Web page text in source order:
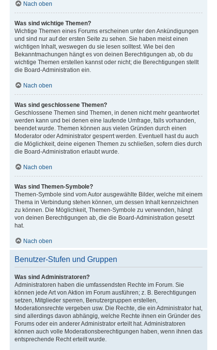
Nach oben
Was sind wichtige Themen?
Wichtige Themen eines Forums erscheinen unter den Ankündigungen
und sind nur auf der ersten Seite zu sehen. Sie haben meist einen
wichtigen Inhalt, weswegen du sie lesen solltest. Wie bei den
Bekanntmachungen hängt es von deinen Berechtigungen ab, ob du
wichtige Themen erstellen kannst oder nicht; die Berechtigungen stellt
die Board-Administration ein.
Nach oben
Was sind geschlossene Themen?
Geschlossene Themen sind Themen, in denen nicht mehr geantwortet
werden kann und bei denen eine laufende Umfrage, falls vorhanden,
beendet wurde. Themen können aus vielen Gründen durch einen
Moderator oder Administrator gesperrt werden. Eventuell hast du auch
die Möglichkeit, deine eigenen Themen zu schließen, sofern dies durch
die Board-Administration erlaubt wurde.
Nach oben
Was sind Themen-Symbole?
Themen-Symbole sind vom Autor ausgewählte Bilder, welche mit einem
Thema in Verbindung stehen können, um dessen Inhalt kennzeichnen
zu können. Die Möglichkeit, Themen-Symbole zu verwenden, hängt
von deinen Berechtigungen ab, die die Board-Administration gesetzt
hat.
Nach oben
Benutzer-Stufen und Gruppen
Was sind Administratoren?
Administratoren haben die umfassendsten Rechte im Forum. Sie
können jede Art von Aktion im Forum ausführen; z. B. Berechtigungen
setzen, Mitglieder sperren, Benutzergruppen erstellen,
Moderationsrechte vergeben usw. Die Rechte, die ein Administrator hat,
sind allerdings davon abhängig, welche Rechte ihnen ein Gründer des
Forums oder ein anderer Administrator erteilt hat. Administratoren
können auch volle Moderationsberechtigungen haben, wenn ihnen das
entsprechende Recht erteilt wurde.